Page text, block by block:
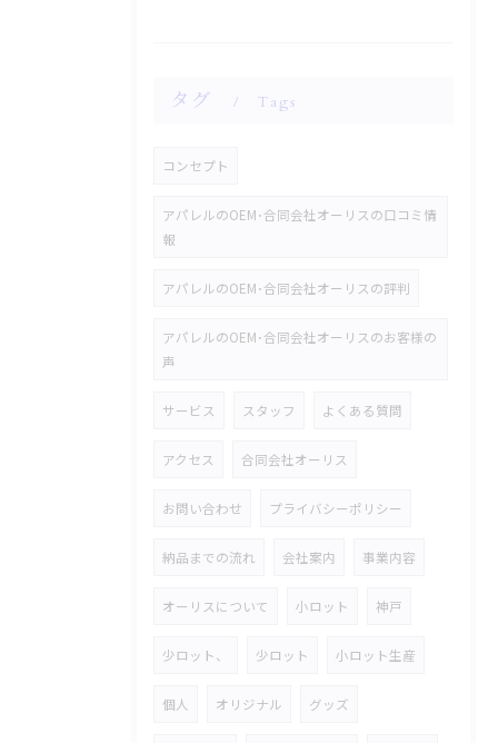
タグ Tags
コンセプト
アパレルのOEM･合同会社オーリスの口コミ情
報
アパレルのOEM･合同会社オーリスの評判
アパレルのOEM･合同会社オーリスのお客様の
声
サービス スタッフ よくある質問
アクセス 合同会社オーリス
お問い合わせ プライバシーポリシー
納品までの流れ 会社案内 事業内容
オーリスについて 小ロット 神戸
少ロット、 少ロット 小ロット生産
個人 オリジナル グッズ